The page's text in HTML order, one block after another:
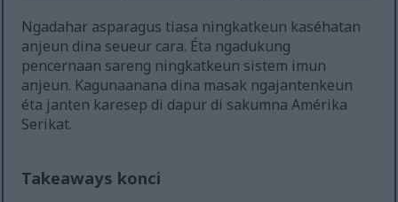
Ngadahar asparagus tiasa ningkatkeun kaséhatan
anjeun dina seueur cara. Éta ngadukung
pencernaan sareng ningkatkeun sistem imun
anjeun. Kagunaanana dina masak ngajantenkeun
éta janten karesep di dapur di sakumna Amérika
Serikat.
Takeaways konci